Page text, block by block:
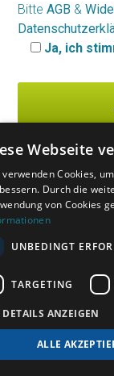
BitteAGB &
Ja, ich
Kundenservice
Andreas
Webseite
verwenden Cookies,
Durch die
von Cookies
UNBEDINGT
TARGETING
DETAILS ANZEIGEN
ALLE